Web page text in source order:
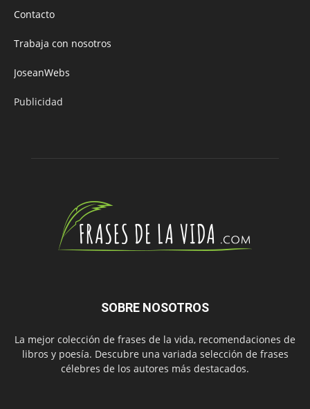
Contacto
Trabaja con nosotros
JoseanWebs
Publicidad
SOBRE NOSOTROS
La mejor colección de frases de la vida, recomendaciones de
libros y poesía. Descubre una variada selección de frases
célebres de los autores más destacados.